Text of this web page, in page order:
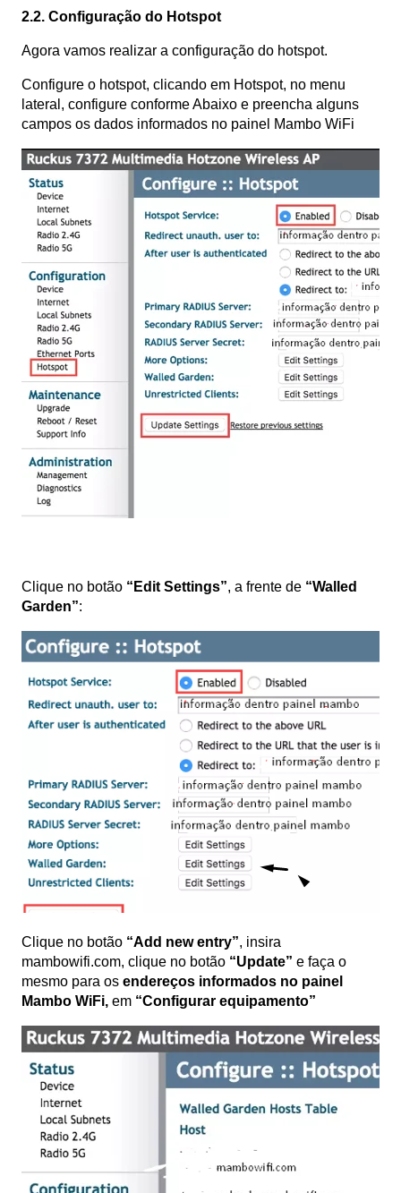
2.2. Configuração do Hotspot
Agora vamos realizar a configuração do hotspot.
Configure o hotspot, clicando em Hotspot, no menu
lateral, configure conforme Abaixo e preencha alguns
campos os dados informados no painel Mambo WiFi
Clique no botão “Edit Settings”, a frente de “Walled
Garden”:
Clique no botão “Add new entry”, insira
mambowifi.com, clique no botão “Update” e faça o
mesmo para os endereços informados no painel
Mambo WiFi, em “Configurar equipamento”